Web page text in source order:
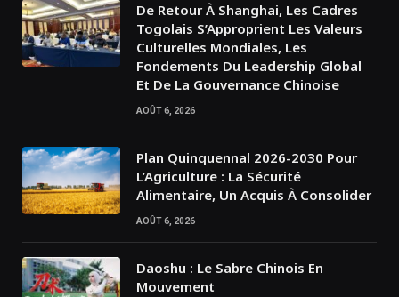
De Retour À Shanghai, Les Cadres
Togolais S’Approprient Les Valeurs
Culturelles Mondiales, Les
Fondements Du Leadership Global
Et De La Gouvernance Chinoise
AOÛT 6, 2026
Plan Quinquennal 2026-2030 Pour
L’Agriculture : La Sécurité
Alimentaire, Un Acquis À Consolider
AOÛT 6, 2026
Daoshu : Le Sabre Chinois En
Mouvement